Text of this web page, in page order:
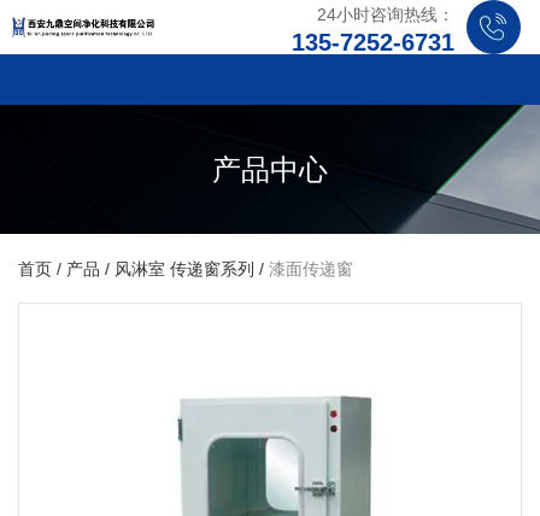
24小时咨询热线：
135-7252-6731
产品中心
首页 / 产品 / 风淋室 传递窗系列 / 漆面传递窗